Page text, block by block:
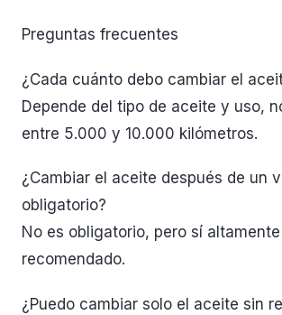
Preguntas frecuentes
¿Cada cuánto debo cambiar el
Depende del tipo de aceite y uso,
entre 5.000 y 10.000 kilómetros.
¿Cambiar el aceite después de un
obligatorio?
No es obligatorio, pero sí altamente
recomendado.
¿Puedo cambiar solo el aceite sin